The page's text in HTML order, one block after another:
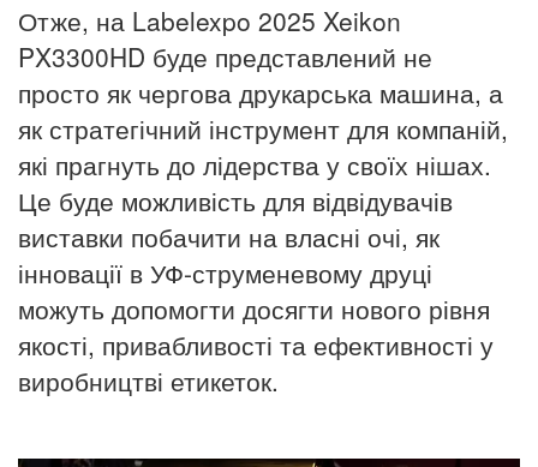
Отже, на Labelexpo 2025 Xeikon
PX3300HD буде представлений не
просто як чергова друкарська машина, а
як стратегічний інструмент для компаній,
які прагнуть до лідерства у своїх нішах.
Це буде можливість для відвідувачів
виставки побачити на власні очі, як
інновації в УФ-струменевому друці
можуть допомогти досягти нового рівня
якості, привабливості та ефективності у
виробництві етикеток.